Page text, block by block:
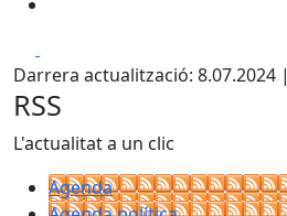
Darrera actualització: 8.07.2024
RSS
L'actualitat a un clic
Agenda